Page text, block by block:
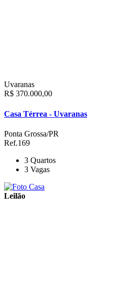
Uvaranas
R$ 370.000,00
Casa Térrea - Uvaranas
Ponta Grossa/PR
Ref.169
3 Quartos
3 Vagas
Leilão